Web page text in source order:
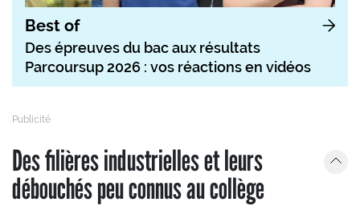
Best of
Des épreuves du bac aux résultats
Parcoursup 2026 : vos réactions en vidéos
Des filières industrielles et leurs
débouchés peu connus au collège